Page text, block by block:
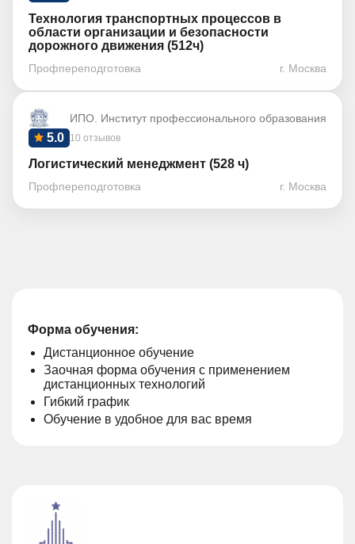
Технология транспортных процессов в
области организации и безопасности
дорожного движения (512ч)
Профпереподготовка г. Москва
ИПО. Институт профессионального образования
10 отзывов
5.0
Логистический менеджмент (528 ч)
Профпереподготовка г. Москва
Форма обучения:
Дистанционное обучение
Заочная форма обучения с применением
дистанционных технологий
Гибкий график
Обучение в удобное для вас время